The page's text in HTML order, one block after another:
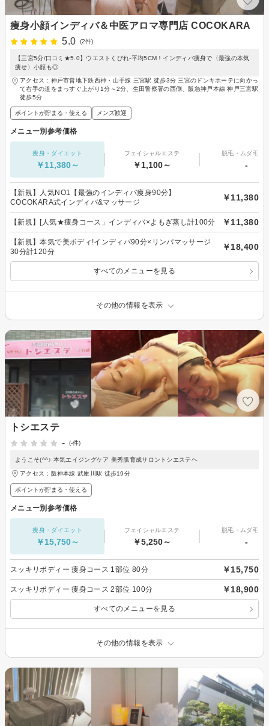
痩身小顔インディバ＆中医アロマ専門店 COCOKARA
5.0
(2件)
【三宮5分/口コミ★5.0】ウエストくびれ-平均5CM！インディバ痩身で〈最強の本気
痩せ〉小顔も◎
アクセス：神戸市営地下鉄西神・山手線 三宮駅 徒歩3分 三宮のドンキホーテに向かっ
て右手の道をまっすぐ上がり1分～2分、生田警察署の西側、阪急神戸本線 神戸三宮駅
徒歩5分
ポイントが貯まる・使える メンズ歓迎
メニュー別参考価格
痩身・ダイエット
￥11,380～
フェイシャルエステ
￥1,100～
脱毛・ムダ毛処
-
【新規】人気NO1【最強のインディバ痩身90分】
COCOKARA式インディバ&マッサージ
￥11,380
【新規】[人気★痩身コース」インディバ×よもぎ蒸し計100分 ￥11,380
【新規】本気で美ボディ!インディバ90分×リンパマッサージ
30分計120分
￥18,400
すべてのメニューを見る
その他の情報を表示
トシエステ
-
(-件)
ようこそ(^^♪ 本気エイジングケア 美秀肌育成サロントシエステヘ
アクセス：阪神本線 武庫川駅 徒歩19分
ポイントが貯まる・使える
メニュー別参考価格
痩身・ダイエット
￥15,750～
フェイシャルエステ
￥5,250～
脱毛・ムダ毛処
-
スッキリボディー 痩身コース 1部位 80分 ￥15,750
スッキリボディー 痩身コース 2部位 100分 ￥18,900
すべてのメニューを見る
その他の情報を表示